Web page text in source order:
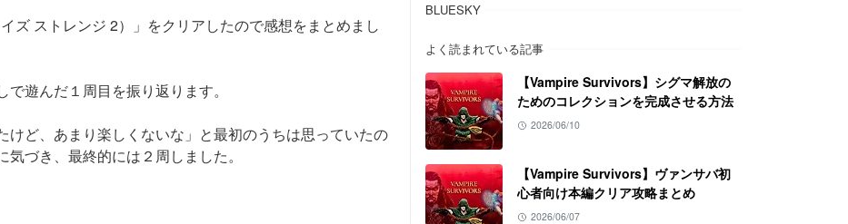
ズ ストレンジ 2）」をクリアしたので感想をまとめまし
遊んだ１周目を振り返ります。
ど、あまり楽しくないな」と最初のうちは思っていたの
づき、最終的には２周しました。
BLUESKY
よく読まれている記事
【Vampire Survivors】シグマ解放の
ためのコレクションを完成させる方法
2026/06/10
【Vampire Survivors】ヴァンサバ初
心者向け本編クリア攻略まとめ
2026/06/07